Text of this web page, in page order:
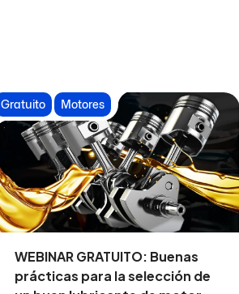
Gratuito Motores
WEBINAR GRATUITO: Buenas
prácticas para la selección de